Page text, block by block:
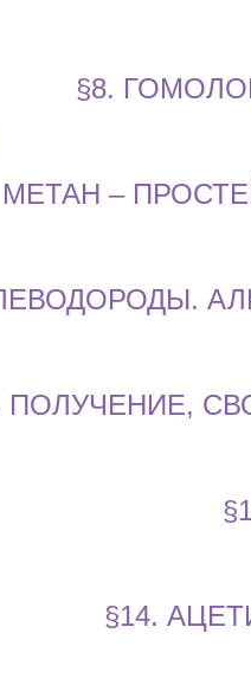
§8.
МЕТАН –
ПОЛУЧЕНИЕ,
§14.